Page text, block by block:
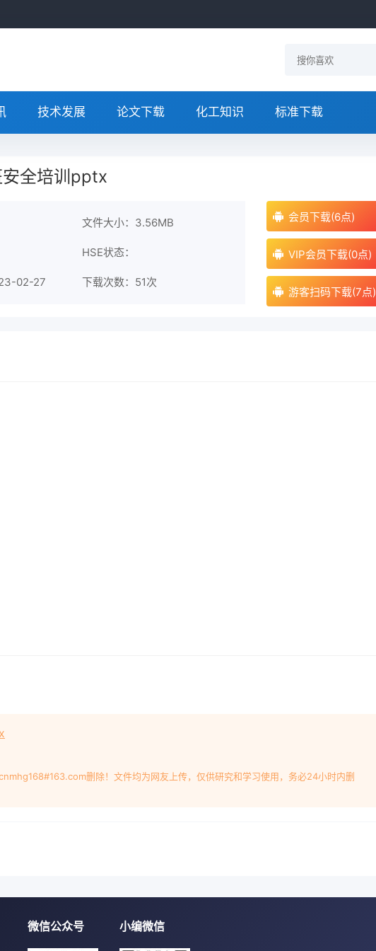
技术发展 论文下载 化工知识 标准下载
全培训pptx
文件大小：3.56MB
HSE状态：
02-27 下载次数： 51次
会员下载(6点)
VIP会员下载(0点)
游客扫码下载(7点)
删除！文件均为网友上传，仅供研究和学习使用，务必24小时内删
微信公众号 小编微信